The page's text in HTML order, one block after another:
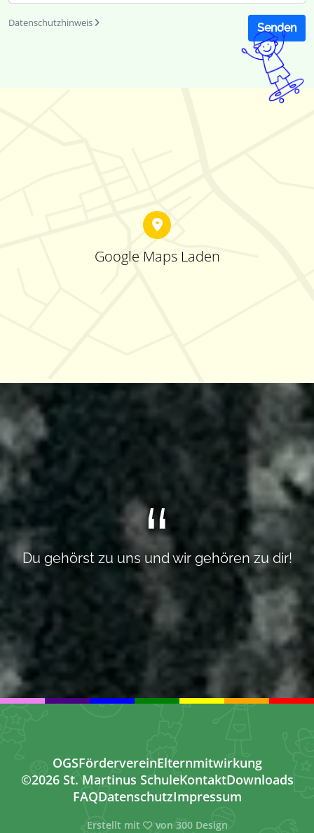
Datenschutzhinweis Senden
Google Maps Laden
Du gehörst zu uns und wir gehören zu dir!
OGSFördervereinElternmitwirkung
©2026 St. Martinus SchuleKontaktDownloads
FAQDatenschutzImpressum
Erstellt mit von 300 Design